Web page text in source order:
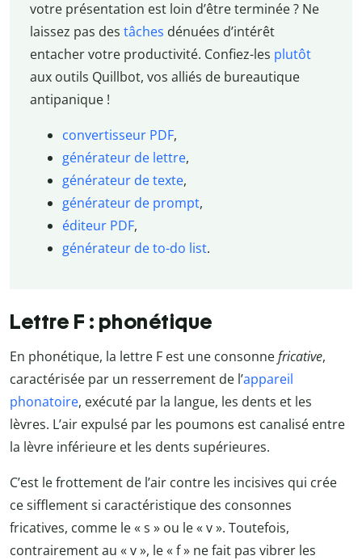
votre présentation est loin d’être terminée ? Ne
laissez pas des tâches dénuées d’intérêt
entacher votre productivité. Confiez-les plutôt
aux outils Quillbot, vos alliés de bureautique
antipanique !
convertisseur PDF,
générateur de lettre,
générateur de texte,
générateur de prompt,
éditeur PDF,
générateur de to-do list.
Lettre F : phonétique
En phonétique, la lettre F est une consonnefricative,
caractérisée par un resserrement de l’appareil
phonatoire, exécuté par la langue, les dents et les
lèvres. L’air expulsé par les poumons est canalisé entre
la lèvre inférieure et les dents supérieures.
C’est le frottement de l’air contre les incisives qui crée
ce sifflement si caractéristique des consonnes
fricatives, comme le « s » ou le « v ». Toutefois,
contrairement au « v », le « f » ne fait pas vibrer les